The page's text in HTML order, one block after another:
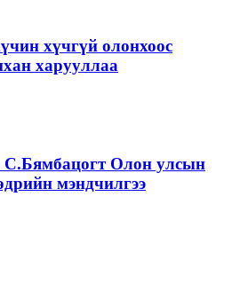
хүчгүй олонхоос
харууллаа
Олон улсын
мэндчилгээ